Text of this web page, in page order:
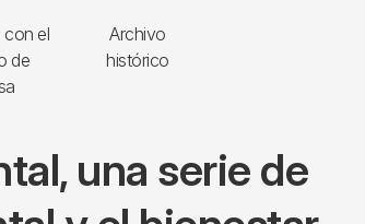
el
de
Archivo
histórico
una serie de